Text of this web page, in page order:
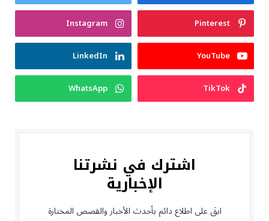
Pinterest
Instagram
YouTube
LinkedIn
TikTok
WhatsApp
اشترك في نشرتنا
الإخبارية
ابقَ على اطلاع دائم بأحدث الأخبار والقصص المختارة